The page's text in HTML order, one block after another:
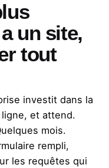
un site,
tout
investit dans la
et attend.
mois.
rempli,
les requêtes qui